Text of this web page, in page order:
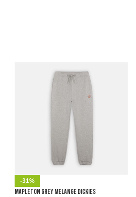
-31%
Mapleton Grey Melange Dickies